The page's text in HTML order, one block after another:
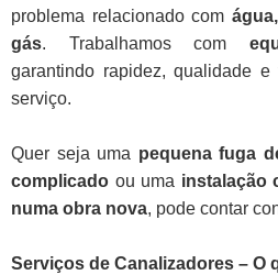
problema relacionado com
gás. Trabalhamos com
garantindo rapidez, qualidade
serviço.
Quer seja uma pequena fuga
complicado ou uma instalação
numa obra nova, pode contar
Serviços de Canalizadores – O